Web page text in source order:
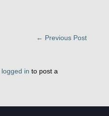
← Previous Post
logged in to post a